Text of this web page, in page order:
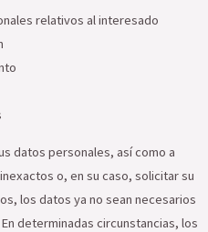
relativos al interesado
datos personales, así como a
o, en su caso, solicitar su
los datos ya no sean necesarios
determinadas circunstancias, los